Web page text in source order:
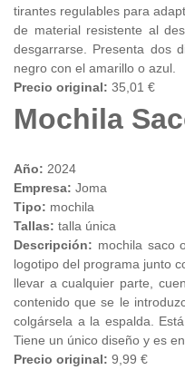
tirantes regulables para
de material resistente al
desgarrarse. Presenta dos
negro con el amarillo o azul.
Precio original: 35,01 €
Mochila
Año: 2024
Empresa: Joma
Tipo: mochila
Tallas: talla única
Descripción: mochila saco
logotipo del programa junto
llevar a cualquier parte,
contenido que se le
colgársela a la espalda.
Tiene un único diseño y es
Precio original: 9,99 €